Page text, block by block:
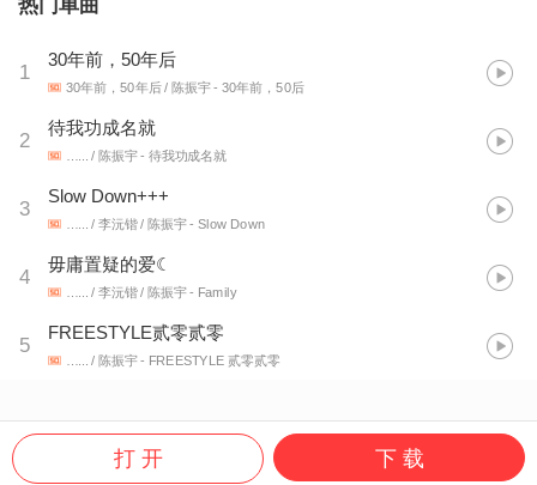
热门单曲
1
30年前，50年后
30年前，50年后 / 陈振宇- 30年前，50后
2
待我功成名就
…... / 陈振宇- 待我功成名就
3
Slow Down+++
…... / 李沅锴 / 陈振宇- Slow Down
4
毋庸置疑的爱☾
…... / 李沅锴 / 陈振宇- Family
5
FREESTYLE贰零贰零
…... / 陈振宇- FREESTYLE 贰零贰零
打 开 下 载